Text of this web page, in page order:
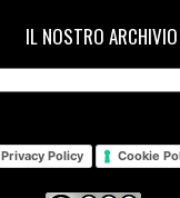
IL NOSTRO ARCHIVIO
Privacy Policy Cookie